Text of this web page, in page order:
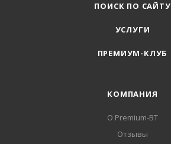
ПОИСК ПО САЙТУ
УСЛУГИ
ПРЕМИУМ-КЛУБ
КОМПАНИЯ
О Premium-BT
Отзывы